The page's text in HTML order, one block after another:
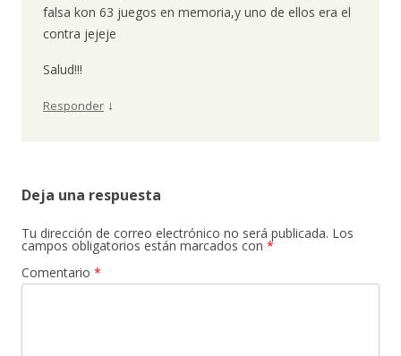
falsa kon 63 juegos en memoria,y uno de ellos era el
contra jejeje
Salud!!!
Responder ↓
Deja una respuesta
Tu dirección de correo electrónico no será publicada. Los
campos obligatorios están marcados con *
Comentario *